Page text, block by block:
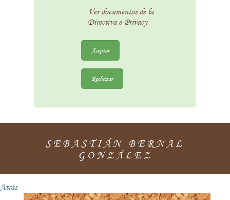
Ver documentos de la
Directiva e-Privacy
Aceptar
Rechazar
SEBASTIÁN BERNAL
GONZÁLEZ
Atrás